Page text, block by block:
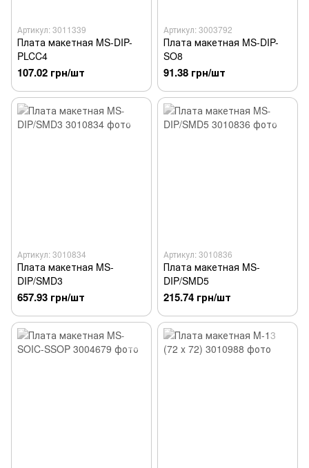
Артикул: 3011339
Плата макетная MS-DIP-
PLCC4
107.02 грн/шт
Артикул: 3003792
Плата макетная MS-DIP-
SO8
91.38 грн/шт
Артикул: 3010834
Плата макетная MS-
DIP/SMD3
657.93 грн/шт
Артикул: 3010836
Плата макетная MS-
DIP/SMD5
215.74 грн/шт